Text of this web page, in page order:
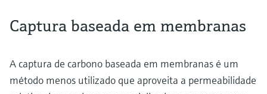
Captura baseada em membranas
A captura de carbono baseada em membranas é um
método menos utilizado que aproveita a permeabilidade